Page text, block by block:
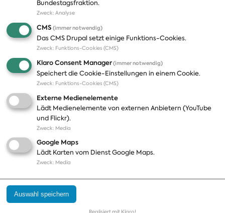
Positionen
Publikationen
Fotos
Pressekontakt
Termine
Jobs und Ausbildung
Häufige Fragen
Podcast
Abonnements
Aktualisierungen
Kontakt
Impressum
Datenschutz
Bundestagsfraktion.
Zweck: Analyse
CMS (immer notwendig)
Das CMS Drupal setzt einige Funktions-Cookies.
Zweck: Funktions-Cookies (CMS)
Klaro Consent Manager(immer notwendig)
Speichert die Cookie-Einstellungen in einem Cookie.
Zweck: Funktions-Cookies (CMS)
Externe Medienelemente
Lädt Medienelemente von externen Anbietern (YouTube
und Flickr).
Zweck: Media
Google Maps
Lädt Karten vom Dienst Google Maps.
Zweck: Media
Auswahl speichern